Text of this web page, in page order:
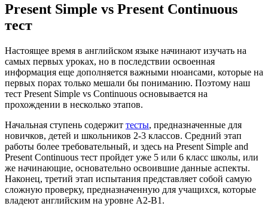
Present Simple vs Present Continuous
тест
Настоящее время в английском языке начинают изучать на
самых первых уроках, но в последствии освоенная
информация еще дополняется важными нюансами, которые на
первых порах только мешали бы пониманию. Поэтому наш
тест Present Simple vs Continuous основывается на
прохождении в несколько этапов.
Начальная ступень содержит тесты, предназначенные для
новичков, детей и школьников 2-3 классов. Средний этап
работы более требовательный, и здесь на Present Simple and
Present Continuous тест пройдет уже 5 или 6 класс школы, или
же начинающие, основательно освоившие данные аспекты.
Наконец, третий этап испытания представляет собой самую
сложную проверку, предназначенную для учащихся, которые
владеют английским на уровне A2-B1.